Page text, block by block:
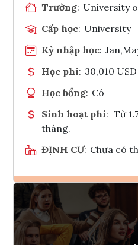
Trường: University
Cấp học: University
Kỳ nhập học:
Học phí: 30,010 USD
Học bổng: Có
Sinh hoạt phí: Từ
tháng.
ĐỊNH CƯ: Chưa có